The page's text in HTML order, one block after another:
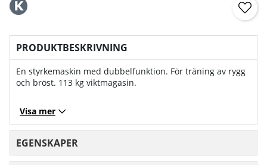
PRODUKTBESKRIVNING
En styrkemaskin med dubbelfunktion. För träning av rygg
och bröst. 113 kg viktmagasin.
Visa mer
EGENSKAPER